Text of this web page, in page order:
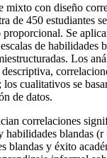
mixto con diseño
de 450 estudiantes
proporcional. Se
de habilidades
Los
los cualitativos se
de datos.
correlaciones
habilidades blandas
blandas y éxito